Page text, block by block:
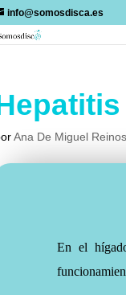
info@somosdisca.es
Ana De Miguel
En el